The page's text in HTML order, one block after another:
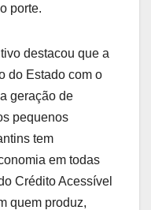
porte.
destacou que a
do Estado com o
geração de
pequenos
tem
em todas
Crédito Acessível
quem produz,